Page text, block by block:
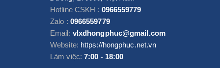
Hotline CSKH : 0966559779
Zalo : 0966559779
Email: vlxdhongphuc@gmail.com
Website: https://hongphuc.net.vn
Làm việc: 7:00 - 18:00